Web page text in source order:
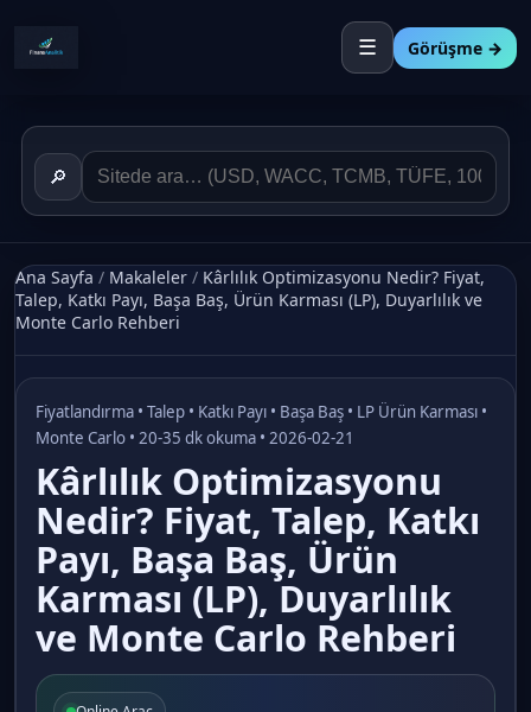
☰ Görüşme →
🔎
Ana Sayfa / Makaleler / Kârlılık Optimizasyonu Nedir? Fiyat,
Talep, Katkı Payı, Başa Baş, Ürün Karması (LP), Duyarlılık ve
Monte Carlo Rehberi
Fiyatlandırma • Talep • Katkı Payı • Başa Baş • LP Ürün Karması •
Monte Carlo • 20-35 dk okuma • 2026-02-21
Kârlılık Optimizasyonu
Nedir? Fiyat, Talep, Katkı
Payı, Başa Baş, Ürün
Karması (LP), Duyarlılık
ve Monte Carlo Rehberi